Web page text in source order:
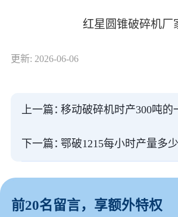
红星圆锥破碎机厂
更新: 2026-06-06
上一篇：移动破碎机时产300吨的
下一篇：
前20名留言，享额外特权